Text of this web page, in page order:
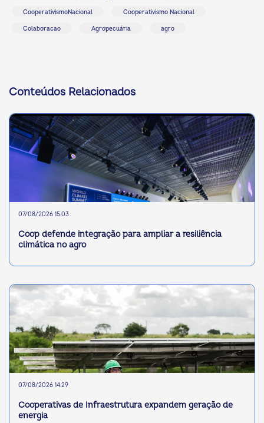
CooperativismoNacional Cooperativismo Nacional
Colaboracao Agropecuária agro
Conteúdos Relacionados
07/08/2026 15:03
Coop defende integração para ampliar a resiliência
climática no agro
07/08/2026 14:29
Cooperativas de Infraestrutura expandem geração de
energia